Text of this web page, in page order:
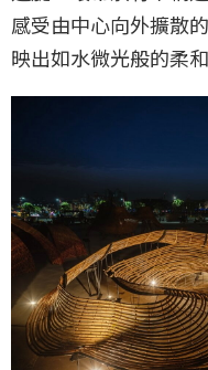
感受由中心向外擴散
映出如水微光般的柔